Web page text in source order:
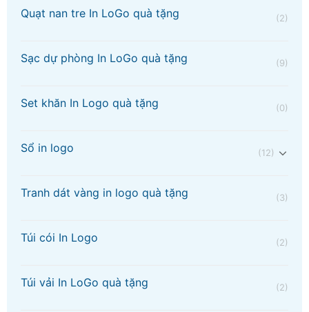
Quạt nan tre In LoGo quà tặng (2)
Sạc dự phòng In LoGo quà tặng (9)
Set khăn In Logo quà tặng (0)
Sổ in logo (12)
Tranh dát vàng in logo quà tặng (3)
Túi cói In Logo (2)
Túi vải In LoGo quà tặng (2)